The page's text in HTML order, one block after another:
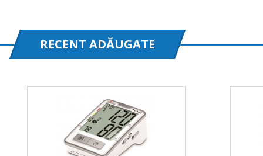
RECENT ADĂUGATE